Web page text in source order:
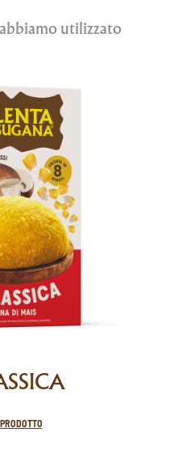
utilizzato